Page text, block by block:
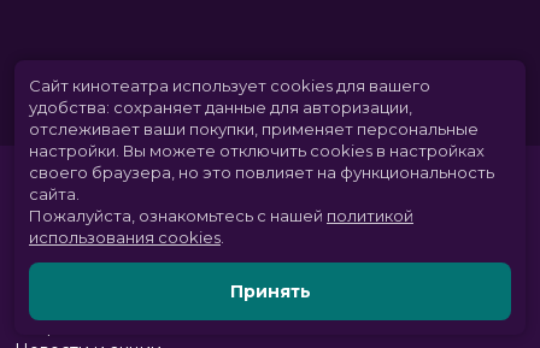
Скоро в кино
Сайт кинотеатра использует cookies для вашего
удобства: сохраняет данные для авторизации,
отслеживает ваши покупки, применяет персональные
настройки. Вы можете отключить cookies в настройках
своего браузера, но это повлияет на функциональность
сайта.
Пожалуйста, ознакомьтесь с нашей политикой
использования cookies
Принять